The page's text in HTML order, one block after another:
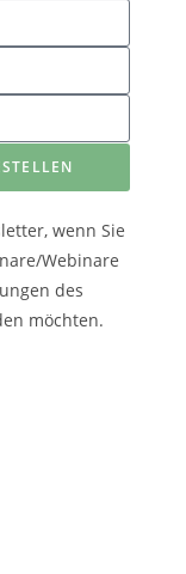
wenn Sie
Webinare
des
möchten.